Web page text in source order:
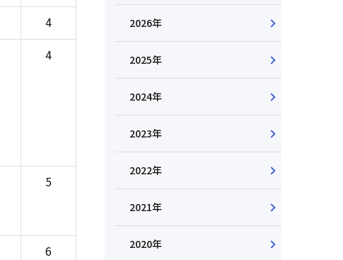
4
4
5
6
2026年
2025年
2024年
2023年
2022年
2021年
2020年